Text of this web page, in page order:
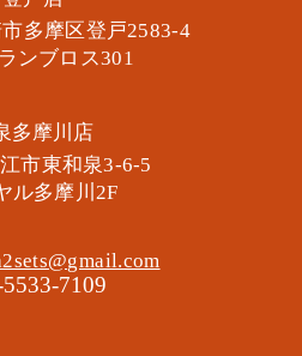
多摩区​登戸2583-4
ンブロス301
多摩川店
市東和泉3-6-5
ル多摩川2F
7109